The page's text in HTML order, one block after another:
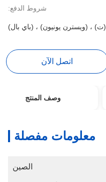
شروط الدفع:
(ت) ، (ويسترن يونيون) ، (باي بال)
اتصل الآن
وصف المنتج
معلومات مفصلة
الصين